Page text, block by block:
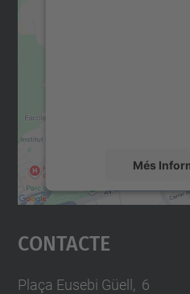
Més
powered by
Contacte
Plaça Eusebi Güell, 6